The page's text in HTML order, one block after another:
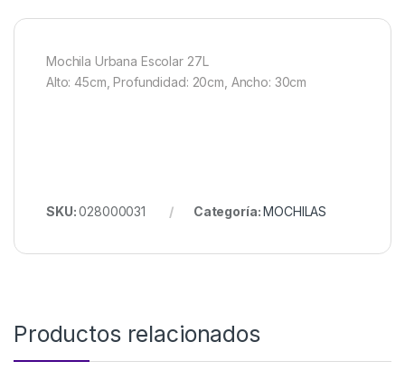
Mochila Urbana Escolar 27L
Alto: 45cm, Profundidad: 20cm, Ancho: 30cm
SKU:028000031 Categoría:MOCHILAS
Productos relacionados